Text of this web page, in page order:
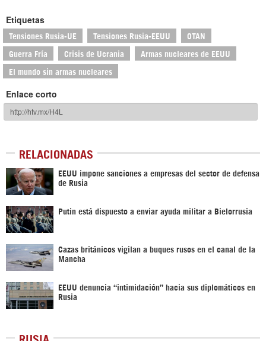
Etiquetas
Tensiones Rusia-UE Tensiones Rusia-EEUU OTAN
Guerra Fría Crisis de Ucrania Armas nucleares de EEUU
El mundo sin armas nucleares
Enlace corto
RELACIONADAS
EEUU impone sanciones a empresas del sector de defensa
de Rusia
Putin está dispuesto a enviar ayuda militar a Bielorrusia
Cazas británicos vigilan a buques rusos en el canal de la
Mancha
EEUU denuncia “intimidación” hacia sus diplomáticos en
Rusia
RUSIA